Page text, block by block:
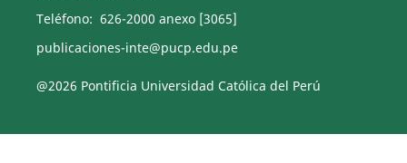
Teléfono: 626-2000 anexo [3065]
publicaciones-inte@pucp.edu.pe
@2026 Pontificia Universidad Católica del Perú